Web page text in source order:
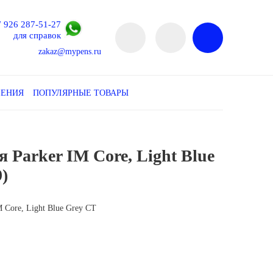
926 287-51-27
для справок
zakaz@mypens.ru
ПОПУЛЯРНЫЕ ТОВАРЫ
Parker IM Core, Light Blue
Core, Light Blue Grey CT